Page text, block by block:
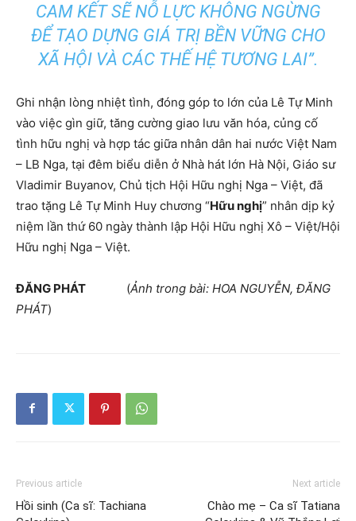
CAM KẾT SẼ NỖ LỰC KHÔNG NGỪNG
ĐỂ TẠO DỰNG GIÁ TRỊ BỀN VỮNG CHO
XÃ HỘI VÀ CÁC THẾ HỆ TƯƠNG LAI”.
Ghi nhận lòng nhiệt tình, đóng góp to lớn của Lê Tự Minh
vào việc gìn giữ, tăng cường giao lưu văn hóa, củng cố
tình hữu nghị và hợp tác giữa nhân dân hai nước Việt Nam
– LB Nga, tại đêm biểu diễn ở Nhà hát lớn Hà Nội, Giáo sư
Vladimir Buyanov, Chủ tịch Hội Hữu nghị Nga – Việt, đã
trao tặng Lê Tự Minh Huy chương “Hữu nghị” nhân dịp kỷ
niệm lần thứ 60 ngày thành lập Hội Hữu nghị Xô – Việt/Hội
Hữu nghị Nga – Việt.
ĐĂNG PHÁT (Ảnh trong bài: HOA NGUYỄN, ĐĂNG
PHÁT)
Previous article
Hồi sinh (Ca sĩ: Tachiana
Next article
Chào mẹ – Ca sĩ Tatiana